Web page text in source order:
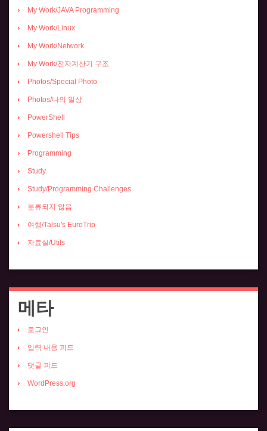
My Work/JAVA Programming
My Work/Linux
My Work/Network
My Work/전자계산기 구조
Photos/Special Photo
Photos/나의 일상
PowerShell
Powershell Tips
Programming
Study
Study/Programming Challenges
분류되지 않음
여행/Talsu's EuroTrip
자료실/Utils
메타
로그인
입력 내용 피드
댓글 피드
WordPress.org